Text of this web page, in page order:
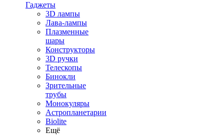
Гаджеты
3D лампы
Лава-лампы
Плазменные
шары
Конструкторы
3D ручки
Телескопы
Бинокли
Зрительные
трубы
Монокуляры
Астропланетарии
Biolite
Ещё